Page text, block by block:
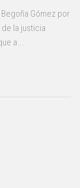
Gómez por
la justicia
a...